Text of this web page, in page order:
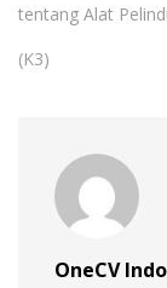
tentang Alat
(K3)
OneCV